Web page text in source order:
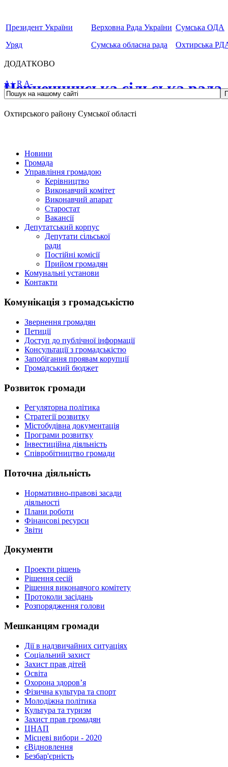
Президент України
Уряд
Верховна Рада України
Сумська обласна рада
Сумська ОДА
Охтирська
ДОДАТКОВО
Чернеччинська сільська рада
Охтирського району Сумської області
A+ RA-
Новини
Громада
Управління громадою
Керівництво
Виконавчий комітет
Виконавчий апарат
Старостат
Вакансії
Депутатський корпус
Депутати сільської
ради
Постійні комісії
Прийом громадян
Комунальні установи
Контакти
Комунікація з громадськістю
Звернення громадян
Петиції
Доступ до публічної інформації
Консультації з громадськістю
Запобігання проявам корупції
Громадський бюджет
Розвиток громади
Регуляторна політика
Стратегії розвитку
Містобудівна документація
Програми розвитку
Інвестиційна діяльність
Співробітництво громади
Поточна діяльність
Нормативно-правові засади
діяльності
Плани роботи
Фінансові ресурси
Звіти
Документи
Проекти рішень
Рішення сесій
Рішення виконавчого комітету
Протоколи засідань
Розпорядження голови
Мешканцям громади
Дії в надзвичайних ситуаціях
Соціальний захист
Захист прав дітей
Освіта
Охорона здоров’я
Фізична культура та спорт
Молодіжна політика
Культура та туризм
Захист прав громадян
ЦНАП
Місцеві вибори - 2020
єВідновлення
Безбар'єрність